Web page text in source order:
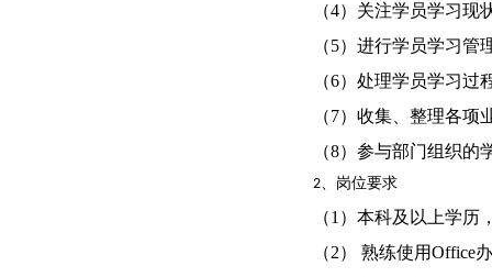
（4）关注学员学习
（5）进行学员学习
（6）处理学员学习
（7）收集、整理各项
（8）参与部门组织
2、岗位要求
（1）本科及以上学历
（2） 熟练使用Office